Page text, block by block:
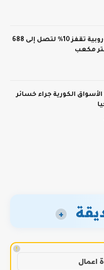
أسعار الغاز الأوروبية تقفز 10% لتصل إلى 688
مكعب
الكورية جراء خسائر
+
!
اعمال